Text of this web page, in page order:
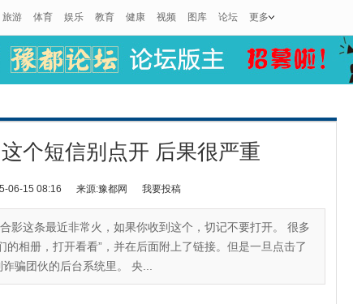
旅游 体育 娱乐 教育 健康 视频 图库 论坛 更多
个短信别点开 后果很严重
06-15 08:16 来源:豫都网 我要投稿
影这条最近非常火，如果你收到这个，切记不要打开。 很多
的相册，打开看看”，并在后面附上了链接。但是一旦点击了
骗团伙的后台系统里。 央...